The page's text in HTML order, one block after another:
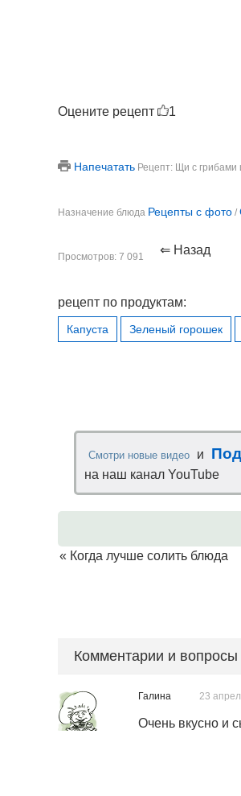
Оцените рецепт 1
Напечатать Рецепт: Щи с
Назначение блюда Рецепты с фото /
Просмотров: 7 091 ⇐ Назад
рецепт по продуктам:
Капуста Зеленый горошек
Смотри новые видео и
на наш канал YouTube
« Когда лучше солить блюда
Комментарии и вопросы
Галина 23
Очень вкусно и